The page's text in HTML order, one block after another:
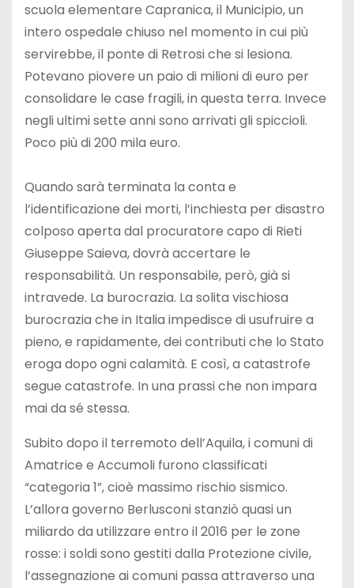
scuola elementare Capranica, il Municipio, un
intero ospedale chiuso nel momento in cui più
servirebbe, il ponte di Retrosi che si lesiona.
Potevano piovere un paio di milioni di euro per
consolidare le case fragili, in questa terra. Invece
negli ultimi sette anni sono arrivati gli spiccioli.
Poco più di 200 mila euro.
Quando sarà terminata la conta e
l’identificazione dei morti, l’inchiesta per disastro
colposo aperta dal procuratore capo di Rieti
Giuseppe Saieva, dovrà accertare le
responsabilità. Un responsabile, però, già si
intravede. La burocrazia. La solita vischiosa
burocrazia che in Italia impedisce di usufruire a
pieno, e rapidamente, dei contributi che lo Stato
eroga dopo ogni calamità. E così, a catastrofe
segue catastrofe. In una prassi che non impara
mai da sé stessa.
Subito dopo il terremoto dell’Aquila, i comuni di
Amatrice e Accumoli furono classificati
“categoria 1”, cioè massimo rischio sismico.
L’allora governo Berlusconi stanziò quasi un
miliardo da utilizzare entro il 2016 per le zone
rosse: i soldi sono gestiti dalla Protezione civile,
l’assegnazione ai comuni passa attraverso una